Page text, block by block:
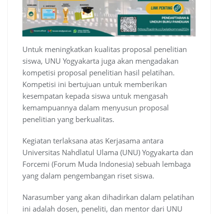
Untuk meningkatkan kualitas proposal penelitian
siswa, UNU Yogyakarta juga akan mengadakan
kompetisi proposal penelitian hasil pelatihan.
Kompetisi ini bertujuan untuk memberikan
kesempatan kepada siswa untuk mengasah
kemampuannya dalam menyusun proposal
penelitian yang berkualitas.
Kegiatan terlaksana atas Kerjasama antara
Universitas Nahdlatul Ulama (UNU) Yogyakarta dan
Forcemi (Forum Muda Indonesia) sebuah lembaga
yang dalam pengembangan riset siswa.
Narasumber yang akan dihadirkan dalam pelatihan
ini adalah dosen, peneliti, dan mentor dari UNU